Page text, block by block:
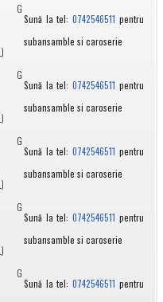
G
Sună la tel:0742546511 pentru
subansamble si caroserie
G
Sună la tel:0742546511 pentru
subansamble si caroserie
G
Sună la tel:0742546511 pentru
subansamble si caroserie
G
Sună la tel:0742546511 pentru
subansamble si caroserie
G
Sună la tel:0742546511 pentru